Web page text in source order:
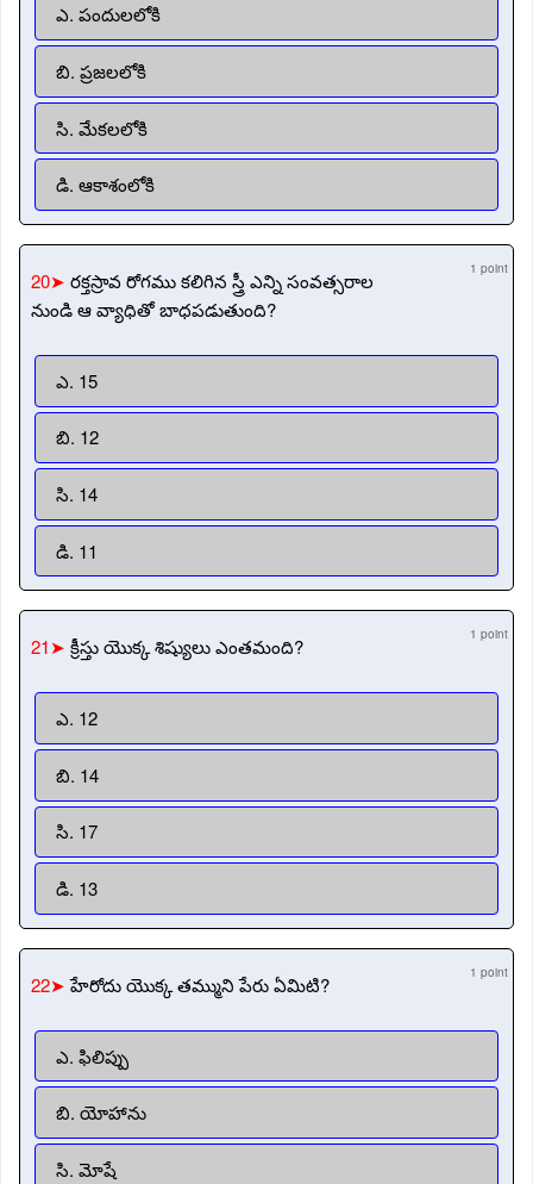
ఎ. పందులలోకి
బి. ప్రజలలోకి
సి. మేకలలోకి
డి. ఆకాశంలోకి
20➤ రక్తస్రావ రోగము కలిగిన స్త్రీ ఎన్ని సంవత్సరాల
నుండి ఆ వ్యాధితో బాధపడుతుంది?
1 point
ఎ. 15
బి. 12
సి. 14
డి. 11
21➤ క్రీస్తు యొక్క శిష్యులు ఎంతమంది? 1 point
ఎ. 12
బి. 14
సి. 17
డి. 13
22➤హేరోదు యొక్క తమ్ముని పేరు ఏమిటి? 1 point
ఎ. ఫిలిప్పు
బి. యోహాను
సి. మోషే